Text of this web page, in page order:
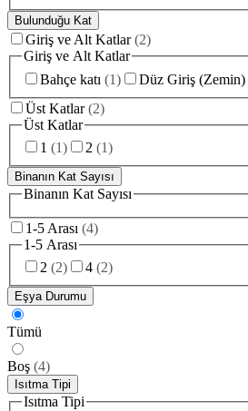
Bulunduğu Kat
Giriş ve Alt Katlar (2)
Giriş ve Alt Katlar
Bahçe katı (1) Düz Giriş (Zemin)
Üst Katlar (2)
Üst Katlar
1 (1) 2 (1)
Binanın Kat Sayısı
Binanın Kat Sayısı
1-5 Arası (4)
1-5 Arası
2 (2) 4 (2)
Eşya Durumu
Tümü
Boş (4)
Isıtma Tipi
Isıtma Tipi